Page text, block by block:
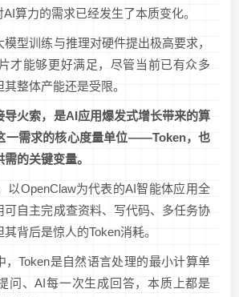
算力的需求已经发生了本质变化。
型训练与推理对硬件提出极高要求，
才能够更好满足，尽管当前已有众多
整体产能还是受限。
导火索，是AI应用爆发式增长带来的算
一需求的核心度量单位——Token，也
的关键变量。
以OpenClaw为代表的AI智能体应用全
可自主完成查资料、写代码、多任务协
背后是惊人的Token消耗。
，Token是自然语言处理的最小计算单
问、AI每一次生成回答，本质上都是